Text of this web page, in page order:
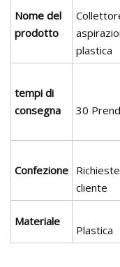
Nome del
prodotto
plastica
tempi di
consegna
30
Confezione
cliente
Materiale
Plastica